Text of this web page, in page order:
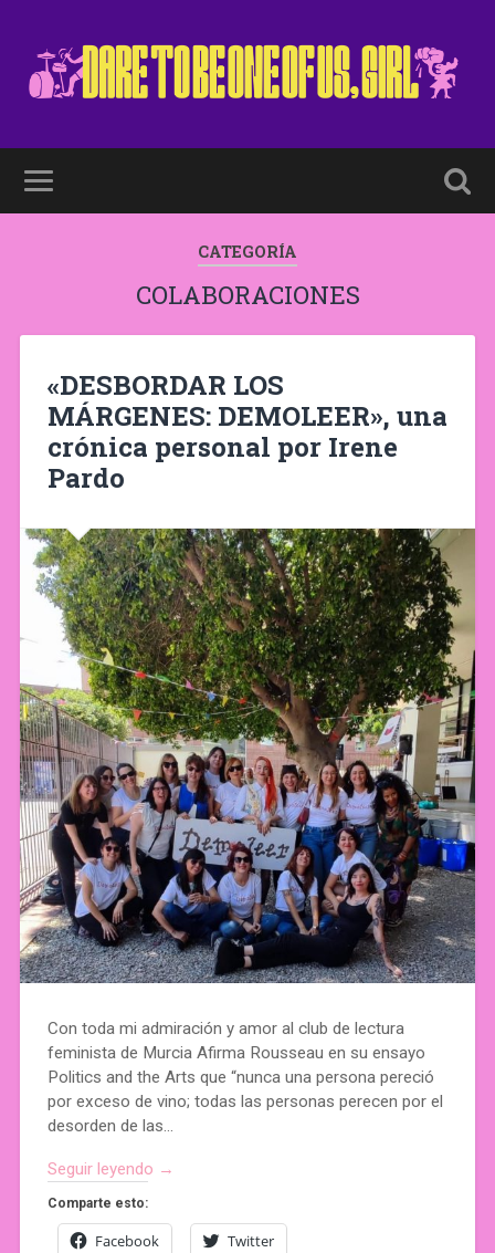
CATEGORÍA
COLABORACIONES
«DESBORDAR LOS
MÁRGENES: DEMOLEER», una
crónica personal por Irene
Pardo
Con toda mi admiración y amor al club de lectura
feminista de Murcia Afirma Rousseau en su ensayo
Politics and the Arts que “nunca una persona pereció
por exceso de vino; todas las personas perecen por el
desorden de las…
Seguir leyendo →
Comparte esto:
Facebook Twitter